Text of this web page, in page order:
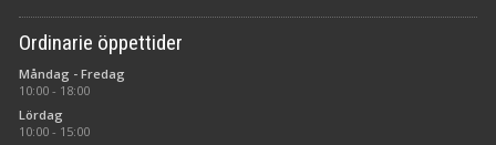
Ordinarie öppettider
Måndag - Fredag
10:00 - 18:00
Lördag
10:00 - 15:00